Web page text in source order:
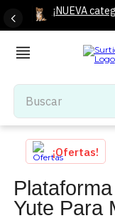
¡NUEVA
Buscar
TÉRMINOS MÁS
1.
tenis mujer
2.
tenis hombre
3
mochilas
¡Ofertas!
Yute Para